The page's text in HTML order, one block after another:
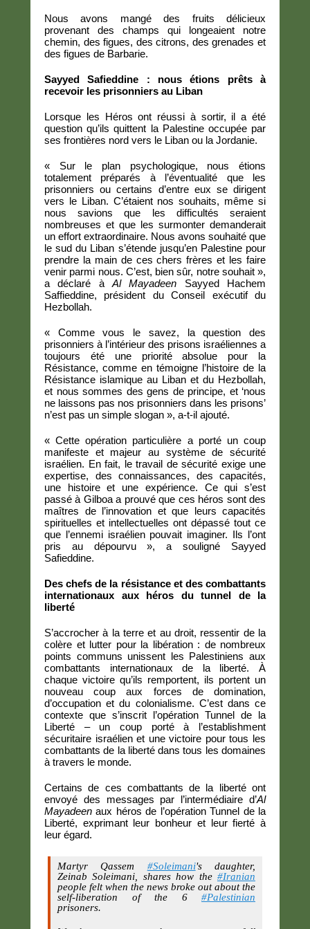
Nous avons mangé des fruits délicieux
provenant des champs qui longeaient notre
chemin, des figues, des citrons, des grenades et
des figues de Barbarie.
Sayyed Safieddine : nous étions prêts à
recevoir les prisonniers au Liban
Lorsque les Héros ont réussi à sortir, il a été
question qu’ils quittent la Palestine occupée par
ses frontières nord vers le Liban ou la Jordanie.
« Sur le plan psychologique, nous étions
totalement préparés à l’éventualité que les
prisonniers ou certains d’entre eux se dirigent
vers le Liban. C’étaient nos souhaits, même si
nous savions que les difficultés seraient
nombreuses et que les surmonter demanderait
un effort extraordinaire. Nous avons souhaité que
le sud du Liban s’étende jusqu’en Palestine pour
prendre la main de ces chers frères et les faire
venir parmi nous. C’est, bien sûr, notre souhait »,
a déclaré à Al Mayadeen Sayyed Hachem
Saffieddine, président du Conseil exécutif du
Hezbollah.
« Comme vous le savez, la question des
prisonniers à l’intérieur des prisons israéliennes a
toujours été une priorité absolue pour la
Résistance, comme en témoigne l’histoire de la
Résistance islamique au Liban et du Hezbollah,
et nous sommes des gens de principe, et ‘nous
ne laissons pas nos prisonniers dans les prisons’
n’est pas un simple slogan », a-t-il ajouté.
« Cette opération particulière a porté un coup
manifeste et majeur au système de sécurité
israélien. En fait, le travail de sécurité exige une
expertise, des connaissances, des capacités,
une histoire et une expérience. Ce qui s’est
passé à Gilboa a prouvé que ces héros sont des
maîtres de l’innovation et que leurs capacités
spirituelles et intellectuelles ont dépassé tout ce
que l’ennemi israélien pouvait imaginer. Ils l’ont
pris au dépourvu », a souligné Sayyed
Safieddine.
Des chefs de la résistance et des combattants
internationaux aux héros du tunnel de la
liberté
S’accrocher à la terre et au droit, ressentir de la
colère et lutter pour la libération : de nombreux
points communs unissent les Palestiniens aux
combattants internationaux de la liberté. À
chaque victoire qu’ils remportent, ils portent un
nouveau coup aux forces de domination,
d’occupation et du colonialisme. C’est dans ce
contexte que s’inscrit l’opération Tunnel de la
Liberté – un coup porté à l’establishment
sécuritaire israélien et une victoire pour tous les
combattants de la liberté dans tous les domaines
à travers le monde.
Certains de ces combattants de la liberté ont
envoyé des messages par l’intermédiaire d’Al
Mayadeen aux héros de l’opération Tunnel de la
Liberté, exprimant leur bonheur et leur fierté à
leur égard.
Martyr Qassem #Soleimani's daughter,
Zeinab Soleimani, shares how the #Iranian
people felt when the news broke out about the
self-liberation of the 6 #Palestinian
prisoners.